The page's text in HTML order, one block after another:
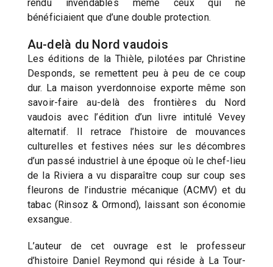
rendu invendables même ceux qui ne
bénéficiaient que d’une double protection.
Au-delà du Nord vaudois
Les éditions de la Thièle, pilotées par Christine
Desponds, se remettent peu à peu de ce coup
dur. La maison yverdonnoise exporte même son
savoir-faire au-delà des frontières du Nord
vaudois avec l’édition d’un livre intitulé Vevey
alternatif. Il retrace l’histoire de mouvances
culturelles et festives nées sur les décombres
d’un passé industriel à une époque où le chef-lieu
de la Riviera a vu disparaître coup sur coup ses
fleurons de l’industrie mécanique (ACMV) et du
tabac (Rinsoz & Ormond), laissant son économie
exsangue.
L’auteur de cet ouvrage est le professeur
d’histoire Daniel Reymond qui réside à La Tour-